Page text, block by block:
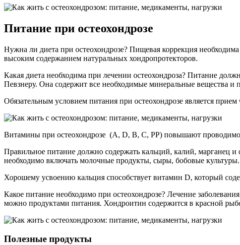
Питание при остеохондрозе
Нужна ли диета при остеохондрозе? Пищевая коррекция
высоким содержанием натуральных хондропротекторов.
Какая диета необходима при лечении остеохондроза? Питание
Певзнеру. Она содержит все необходимые минеральные вещества
Обязательным условием питания при остеохондрозе является
Витамины при остеохондрозе (А, D, В, С, РР) повышают
Правильное питание должно содержать кальций, калий, марганец
необходимо включать молочные продукты, сыры, бобовые культуры.
Хорошему усвоению кальция способствует витамин D, который
Какое питание необходимо при остеохондрозе? Лечение
можно продуктами питания. Хондроитин содержится в красной
Полезные продукты